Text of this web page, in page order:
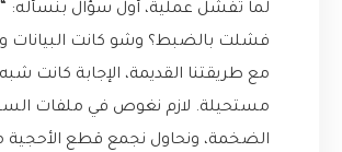
لما تفشل عملية، أول سؤال بنسأله:
فشلت بالضبط؟ وشو كانت البيانات
مع طريقتنا القديمة، الإجابة كانت شبه
مستحيلة. لازم نغوص في ملفات
الضخمة، ونحاول نجمع قطع